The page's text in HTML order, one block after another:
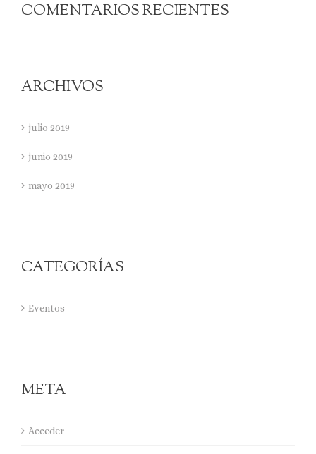
COMENTARIOS RECIENTES
ARCHIVOS
julio 2019
junio 2019
mayo 2019
CATEGORÍAS
Eventos
META
Acceder